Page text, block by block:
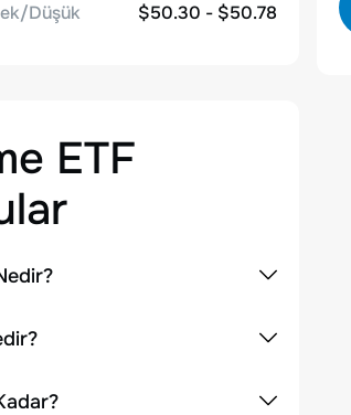
Düşük
$50.30 - $50.78
ETF